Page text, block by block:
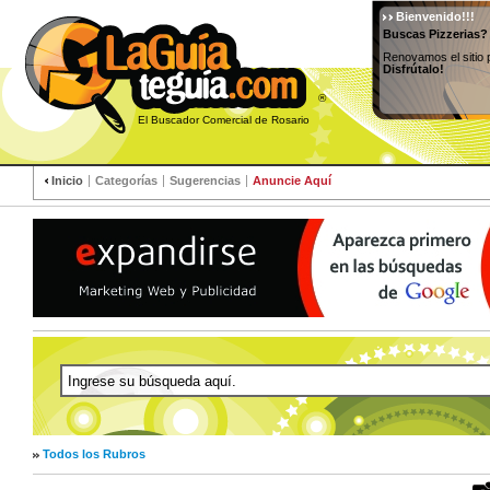
®
El Buscador Comercial de Rosario
Bienvenido!!!
Buscas
Renovamos el sitio
Disfrútalo!
Inicio Categorías Sugerencias Anuncie Aquí
Todos los Rubros